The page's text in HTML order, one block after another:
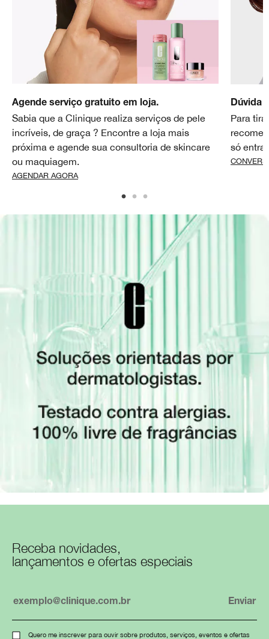
Agende serviço gratuito em loja.
Sabia que a Clinique realiza serviços de pele
incríveis, de graça ? Encontre a loja mais
próxima e agende sua consultoria de skincare
ou maquiagem.
AGENDAR AGORA
Dúvida
Para
só
Receba novidades,
lançamentos e ofertas especiais
Quero me inscrever para ouvir sobre produtos, serviços, eventos e ofertas